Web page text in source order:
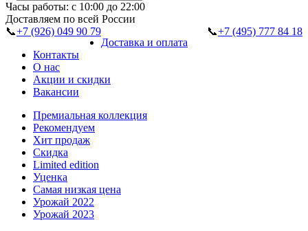
Часы работы: с 10:00 до 22:00
Доставляем по всей России
📞+7 (926) 049 90 79 📞+7 (495) 777 84 18
Доставка и оплата
Контакты
О нас
Акции и скидки
Вакансии
Премиальная коллекция
Рекомендуем
Хит продаж
Скидка
Limited edition
Уценка
Самая низкая цена
Урожай 2022
Урожай 2023